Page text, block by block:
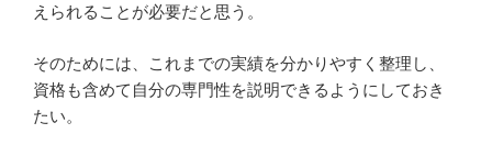
えられることが必要だと思う。
そのためには、これまでの実績を分かりやすく整理し、
資格も含めて自分の専門性を説明できるようにしておき
たい。